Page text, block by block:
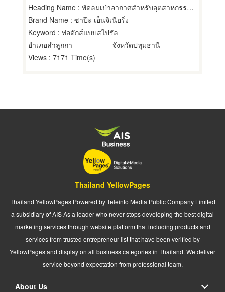
Heading Name : พัดลมเป่าอากาศสำหรับอุตสาหกรรม,ท่อ ปล่อง,ท่อพลาสติก
Brand Name : ซาป๊ะ เอ็นจิเนียริ่ง
Keyword : ท่อดักส์แบบสไปรัล
อำเภอลำลูกกา
จังหวัดปทุมธานี
Views : 7171 Time(s)
Thailand YellowPages
Thailand YellowPages Powered by Teleinfo Media Public Company Limited
a subsidiary of AIS As a leader who never stops developing the best digital
marketing services through website platform that including products and
services from trusted entrepreneur list that have been verified by
YellowPages and display on all business categories in Thailand. We deliver
service beyond expectation from professional team.
About Us